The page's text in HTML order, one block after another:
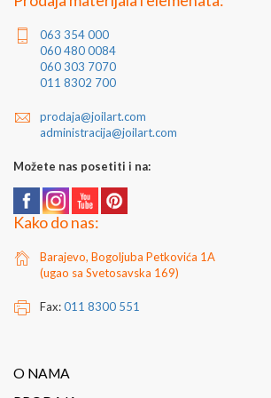
​U ponudii imamo legure za zatvaranje kutija
20x20x1,8mm.
063 354 000
060 480 0084
060 303 7070
011 8302 700
prodaja@joilart.com
administracija@joilart.com
Možete nas posetiti i na:
Kako do nas:
Barajevo, Bogoljuba Petkovića 1A
(ugao sa Svetosavska 169)
Fax:011 8300 551
O NAMA